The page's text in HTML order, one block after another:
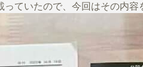
ていたので、今回はその内容